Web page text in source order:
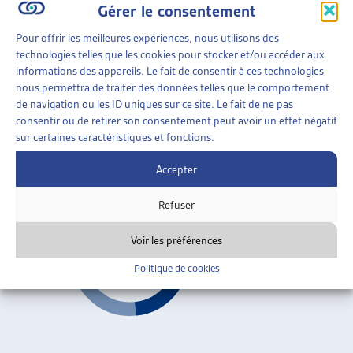
Gérer le consentement
Pour offrir les meilleures expériences, nous utilisons des
technologies telles que les cookies pour stocker et/ou accéder aux
informations des appareils. Le fait de consentir à ces technologies
nous permettra de traiter des données telles que le comportement
de navigation ou les ID uniques sur ce site. Le fait de ne pas
consentir ou de retirer son consentement peut avoir un effet négatif
sur certaines caractéristiques et fonctions.
Accepter
Refuser
Voir les préférences
Politique de cookies
ARTIAS
L’ASSOCIATION
PROJETS ET ACTIVITÉS
JOURNÉES D’AUTOMNE
Adoption
FAMILLES»ENFANCE»ADOPTION
DISPARITION DE NOUVEAU-NÉS AUX FINS
D’ADOPTION ILLÉGALE EN EUROPE
Conseil de l’Europe, rapport, déc. 2007